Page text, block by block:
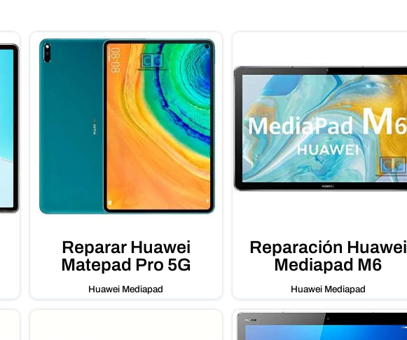
Reparar Huawei
Matepad Pro 5G
Huawei Mediapad
Reparación Huawei
Mediapad M6
Huawei Mediapad